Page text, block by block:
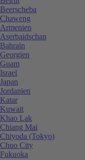
Beerscheba
Chaweng
Armenien
Aserbaidschan
Bahrain
Georgien
Guam
Israel
Japan
Jordanien
Katar
Kuwait
Khao Lak
Chiang Mai
Chiyoda (Tokyo)
Chuo City
Fukuoka